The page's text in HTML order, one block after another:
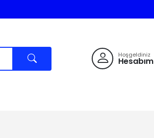
Hoşgeldiniz
Hesabım